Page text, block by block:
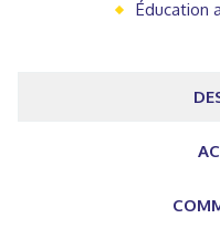
Éducation